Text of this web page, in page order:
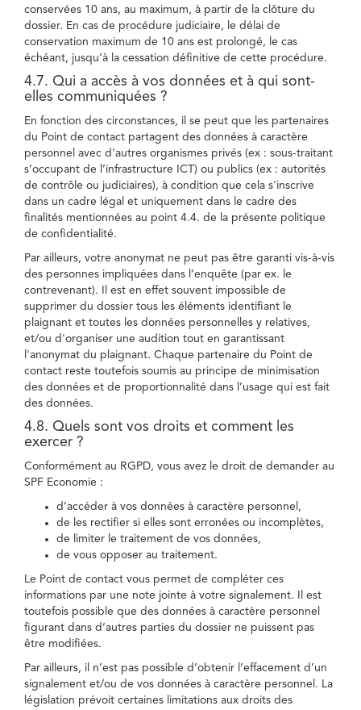
conservées 10 ans, au maximum, à partir de la clôture du
dossier. En cas de procédure judiciaire, le délai de
conservation maximum de 10 ans est prolongé, le cas
échéant, jusqu’à la cessation définitive de cette procédure.
4.7. Qui a accès à vos données et à qui sont-
elles communiquées ?
En fonction des circonstances, il se peut que les partenaires
du Point de contact partagent des données à caractère
personnel avec d'autres organismes privés (ex : sous-traitant
s’occupant de l’infrastructure ICT) ou publics (ex : autorités
de contrôle ou judiciaires), à condition que cela s'inscrive
dans un cadre légal et uniquement dans le cadre des
finalités mentionnées au point 4.4. de la présente politique
de confidentialité.
Par ailleurs, votre anonymat ne peut pas être garanti vis-à-vis
des personnes impliquées dans l’enquête (par ex. le
contrevenant). Il est en effet souvent impossible de
supprimer du dossier tous les éléments identifiant le
plaignant et toutes les données personnelles y relatives,
et/ou d'organiser une audition tout en garantissant
l'anonymat du plaignant. Chaque partenaire du Point de
contact reste toutefois soumis au principe de minimisation
des données et de proportionnalité dans l’usage qui est fait
des données.
4.8. Quels sont vos droits et comment les
exercer ?
Conformément au RGPD, vous avez le droit de demander au
SPF Economie :
d’accéder à vos données à caractère personnel,
de les rectifier si elles sont erronées ou incomplètes,
de limiter le traitement de vos données,
de vous opposer au traitement.
Le Point de contact vous permet de compléter ces
informations par une note jointe à votre signalement. Il est
toutefois possible que des données à caractère personnel
figurant dans d’autres parties du dossier ne puissent pas
être modifiées.
Par ailleurs, il n’est pas possible d’obtenir l’effacement d’un
signalement et/ou de vos données à caractère personnel. La
législation prévoit certaines limitations aux droits des